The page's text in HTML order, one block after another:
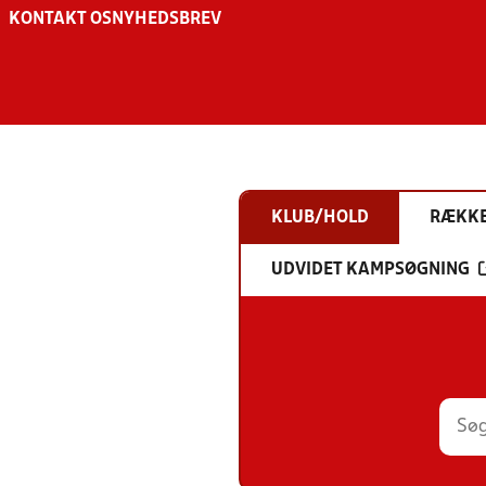
KONTAKT OS NYHEDSBREV
KLUB/HOLD
UDVIDET KAMPSØGNING